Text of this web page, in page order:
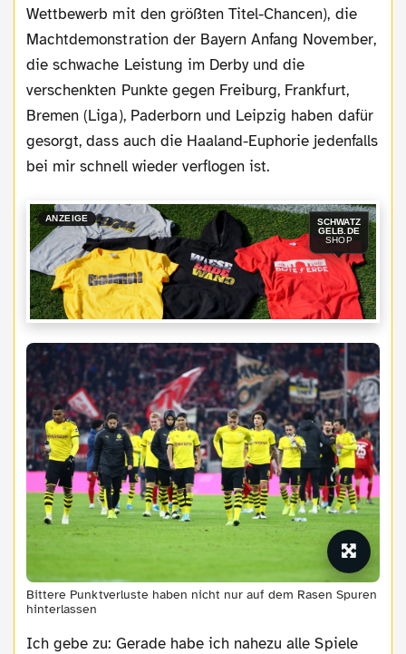
Wettbewerb mit den größten Titel-Chancen), die
Machtdemonstration der Bayern Anfang November,
die schwache Leistung im Derby und die
verschenkten Punkte gegen Freiburg, Frankfurt,
Bremen (Liga), Paderborn und Leipzig haben dafür
gesorgt, dass auch die Haaland-Euphorie jedenfalls
bei mir schnell wieder verflogen ist.
ANZEIGE
SCHWATZ
GELB.DE
SHOP
Bittere Punktverluste haben nicht nur auf dem Rasen Spuren
hinterlassen
Ich gebe zu: Gerade habe ich nahezu alle Spiele